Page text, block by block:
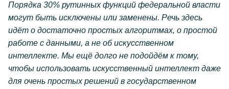
Порядка 30% рутинных функций федеральной власти
могут быть исключены или заменены. Речь здесь
идёт о достаточно простых алгоритмах, о простой
работе с данными, а не об искусственном
интеллекте. Мы ещё долго не подойдём к тому,
чтобы использовать искусственный интеллект даже
для очень простых решений в государственном